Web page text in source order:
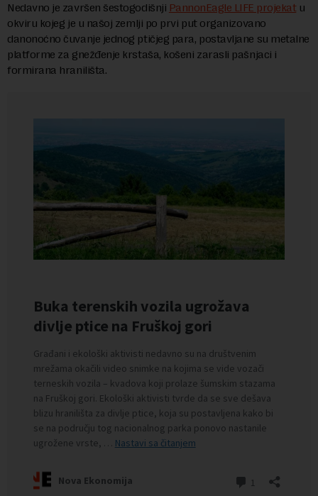
Nedavno je završen šestogodišnji PannonEagle LIFE projekatu
okviru kojeg je u našoj zemlji po prvi put organizovano
danonoćno čuvanje jednog ptičjeg para, postavljane su metalne
platforme za gnežđenje krstaša, košeni zarasli pašnjaci i
formirana hranilišta.